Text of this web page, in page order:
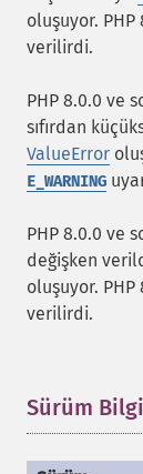
oluşuyor.
verilirdi.
PHP 8.0.0 ve
sıfırdan
ValueError
E_WARNING
PHP 8.0.0 ve
değişken
oluşuyor.
verilirdi.
Sürüm